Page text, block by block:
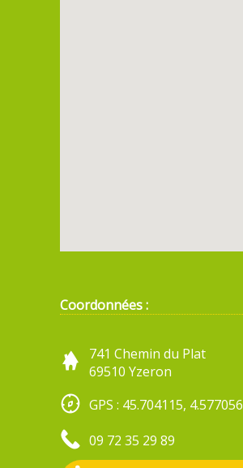
Coordonnées :
741 Chemin du Plat
69510 Yzeron
GPS : 45.704115, 4.577056
09 72 35 29 89